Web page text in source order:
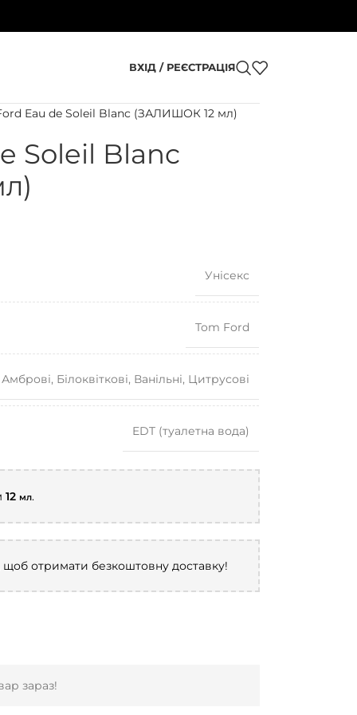
ВХІД / РЕЄСТРАЦІЯ
Eau de Soleil Blanc (ЗАЛИШОК 12 мл)
Soleil Blanc
Унісекс
Tom Ford
Амброві, Білоквіткові, Ванільні, Цитрусові
EDT (туалетна вода)
12 мл.
щоб отримати безкоштовну доставку!
зараз!